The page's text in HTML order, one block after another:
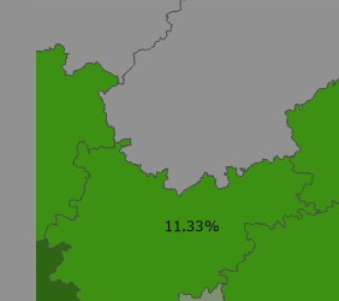
Stockage d'hydrogène
Projet HySoW
Projet H2med
Appel à Manifestation
Cartographie du réseau
Stratégie & Innovation